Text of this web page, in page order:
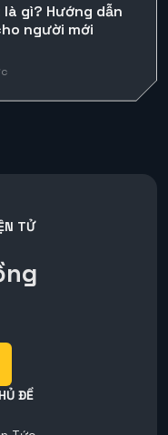
gì? Hướng dẫn
người mới
TỬ
ĐỀ